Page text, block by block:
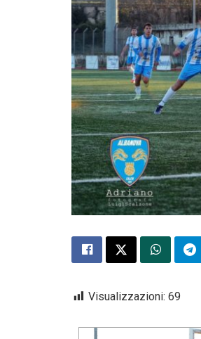
Visualizzazioni: 69